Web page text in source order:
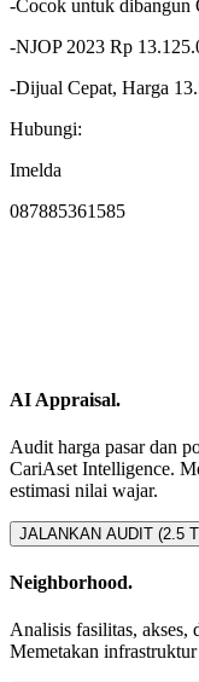
-Cocok untuk dibangun
-NJOP 2023 Rp
-Dijual Cepat, Harga
Hubungi:
Imelda
087885361585
AI Appraisal.
Audit harga pasar dan
CariAset Intelligence.
estimasi nilai wajar.
JALANKAN AUDIT (2.5
Neighborhood.
Analisis fasilitas, akses,
Memetakan